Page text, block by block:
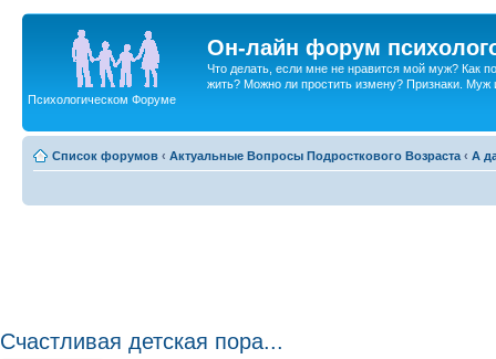
Он-лайн форум
Что делать, если мне не нравится мой муж? Как
жить? Можно ли простить измену? Признаки. Муж
Психологическом Форуме
Список форумов ‹ Актуальные Вопросы Подросткового Возраста ‹ А
Счастливая детская пора...